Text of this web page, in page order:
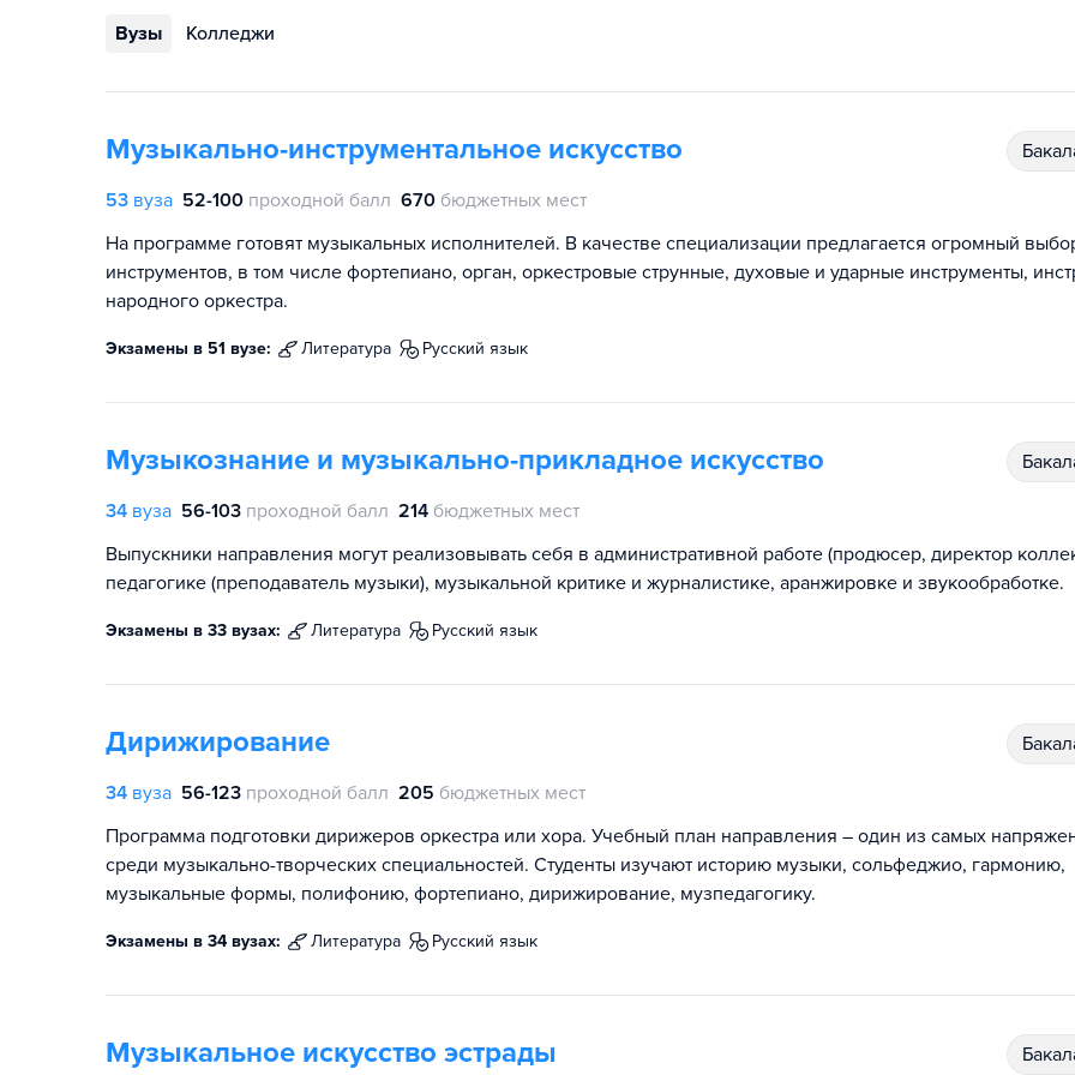
Вузы Колледжи
Музыкально-инструментальное искусство
53 вуза 52-100 проходной балл 670 бюджетных мест
На программе готовят музыкальных исполнителей. В качестве специализации предлагается огромный
инструментов, в том числе фортепиано, орган, оркестровые струнные, духовые и ударные инструменты,
народного оркестра.
Экзамены в 51 вузе: литература русский язык
Музыкознание и музыкально-прикладное искусство
34 вуза 56-103 проходной балл 214 бюджетных мест
Выпускники направления могут реализовывать себя в административной работе (продюсер, директор
педагогике (преподаватель музыки), музыкальной критике и журналистике, аранжировке и звукообработке.
Экзамены в 33 вузах: литература русский язык
Дирижирование
34 вуза 56-123 проходной балл 205 бюджетных мест
Программа подготовки дирижеров оркестра или хора. Учебный план направления – один из самых
среди музыкально-творческих специальностей. Студенты изучают историю музыки, сольфеджио, гармонию,
музыкальные формы, полифонию, фортепиано, дирижирование, музпедагогику.
Экзамены в 34 вузах: литература русский язык
Музыкальное искусство эстрады